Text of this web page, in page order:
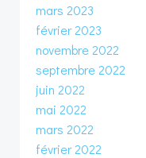
mars 2023
février 2023
novembre 2022
septembre 2022
juin 2022
mai 2022
mars 2022
février 2022